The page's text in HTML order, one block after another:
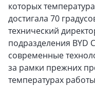
которых
достигала 70
технический
подразделения BYD
современные
за рамки прежних
температурах